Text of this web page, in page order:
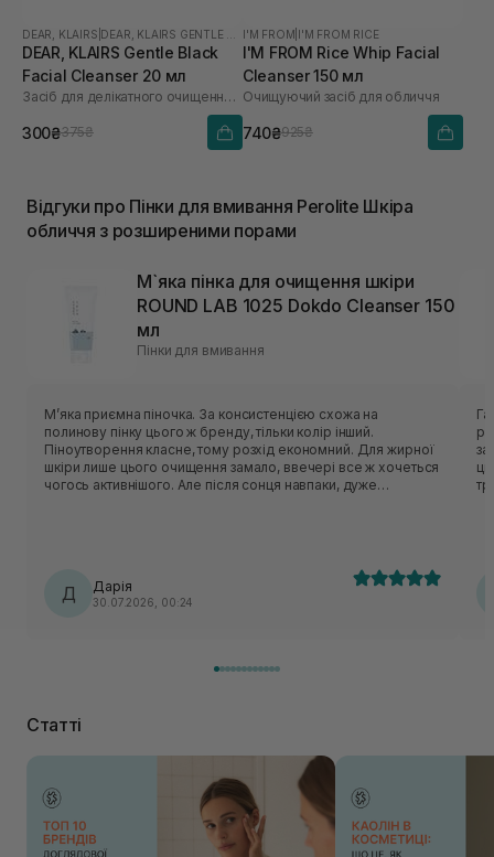
DEAR, KLAIRS
DEAR, KLAIRS Gentle Black
Facial Cleanser 20 мл
Засіб для делікатного очищення обличчя
300₴375₴
I'M FROM I'M FROM RICE
I'M FROM Rice Whip Facial
Cleanser 150 мл
Очищуючий засіб для обличчя
740₴925₴
Відгуки про Пінки для вмивання Perolite Шкіра
обличчя з розширеними порами
М`яка пінка для очищення шкіри
ROUND LAB 1025 Dokdo Cleanser 150
мл
Пінки для вмивання
Мʼяка приємна піночка. За консистенцією схожа на
полинову пінку цього ж бренду, тільки колір інший.
Піноутворення класне, тому розхід економний. Для жирної
шкіри лише цього очищення замало, ввечері все ж хочеться
чогось активнішого. Але після сонця навпаки, дуже
Д Дарія
30.07.2026, 00:24
засобу. Аромат
тригерить. У
Статті